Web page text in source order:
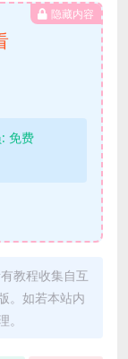
隐藏内容
免费
教程收集自互
。如若本站内